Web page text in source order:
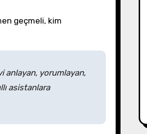
geçmeli, kim
anlayan, yorumlayan,
asistanlara